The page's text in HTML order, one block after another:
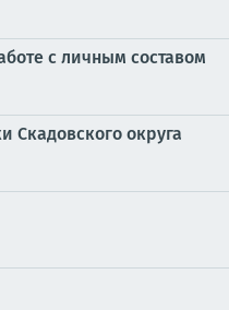
с личным составом
округа